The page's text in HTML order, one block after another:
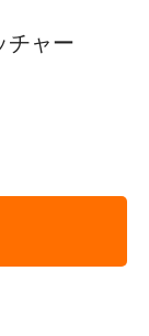
チャー